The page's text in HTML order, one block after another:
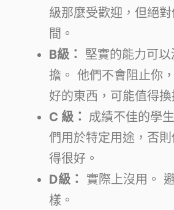
級那麼受歡迎，但絕
間。
B級： 堅實的能力可
擔。 他們不會阻止你
好的東西，可能值得換
C 級： 成績不佳的學
們用於特定用途，否
得很好。
D級： 實際上沒用。
樣。